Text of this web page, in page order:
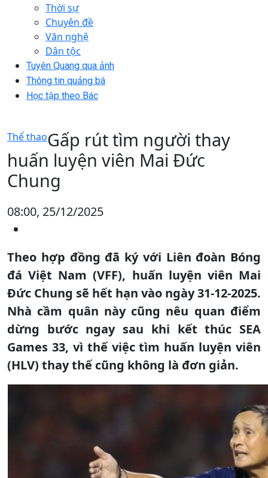
Thời sự
Chuyên đề
Văn nghệ
Dân tộc
Tuyên Quang qua ảnh
Thông tin quảng bá
Học tập theo Bác
Thể thaoGấp rút tìm người thay
huấn luyện viên Mai Đức
Chung
08:00, 25/12/2025
Theo hợp đồng đã ký với Liên đoàn Bóng
đá Việt Nam (VFF), huấn luyện viên Mai
Đức Chung sẽ hết hạn vào ngày 31-12-2025.
Nhà cầm quân này cũng nêu quan điểm
dừng bước ngay sau khi kết thúc SEA
Games 33, vì thế việc tìm huấn luyện viên
(HLV) thay thế cũng không là đơn giản.